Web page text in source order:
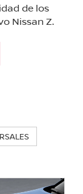
de los
Nissan Z.